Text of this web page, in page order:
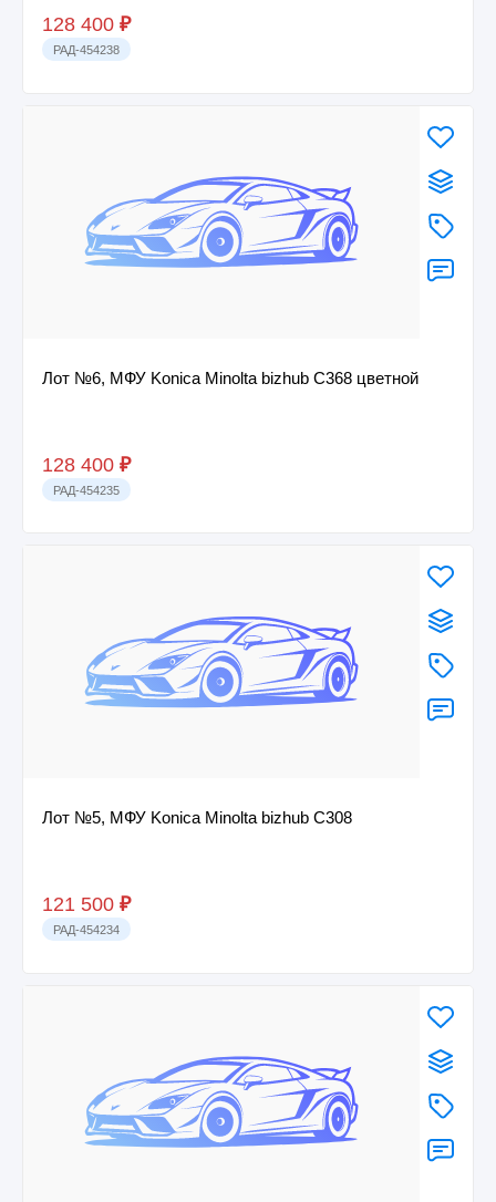
128 400 ₽
РАД-454238
Лот №6, МФУ Konica Minolta bizhub C368 цветной
128 400 ₽
РАД-454235
Лот №5, МФУ Konica Minolta bizhub C308
121 500 ₽
РАД-454234